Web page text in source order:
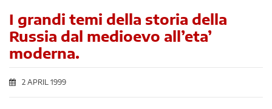
I grandi temi della storia della
Russia dal medioevo all’eta’
moderna.
2 APRIL 1999